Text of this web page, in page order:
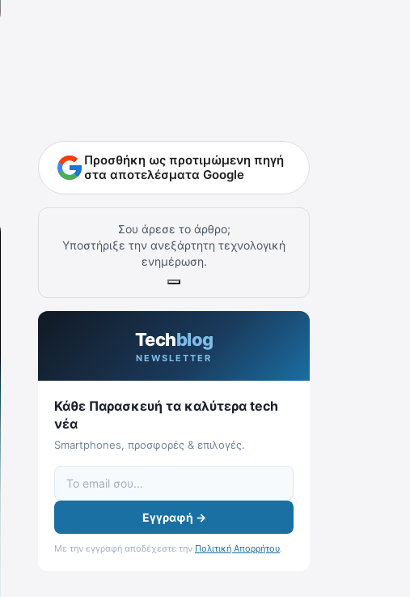
Προσθήκη ως προτιμώμενη πηγή
στα αποτελέσματα Google
Σου άρεσε το άρθρο;
Υποστήριξε την ανεξάρτητη τεχνολογική
ενημέρωση.
Techblog
NEWSLETTER
Κάθε Παρασκευή τα καλύτερα tech
νέα
Smartphones, προσφορές & επιλογές.
Εγγραφή →
Με την εγγραφή αποδέχεστε την Πολιτική Απορρήτου.